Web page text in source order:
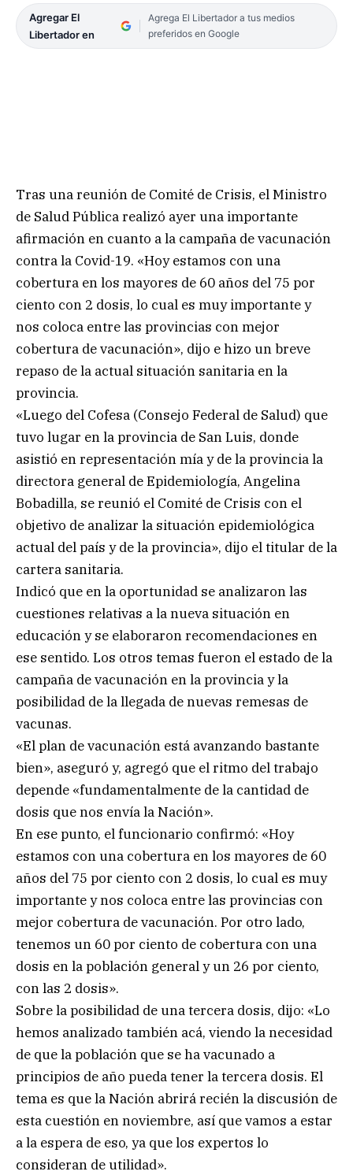
Agregar El
Libertador en
Agrega El Libertador a tus medios
preferidos en Google
Tras una reunión de Comité de Crisis, el Ministro
de Salud Pública realizó ayer una importante
afirmación en cuanto a la campaña de vacunación
contra la Covid-19. «Hoy estamos con una
cobertura en los mayores de 60 años del 75 por
ciento con 2 dosis, lo cual es muy importante y
nos coloca entre las provincias con mejor
cobertura de vacunación», dijo e hizo un breve
repaso de la actual situación sanitaria en la
provincia.
«Luego del Cofesa (Consejo Federal de Salud) que
tuvo lugar en la provincia de San Luis, donde
asistió en representación mía y de la provincia la
directora general de Epidemiología, Angelina
Bobadilla, se reunió el Comité de Crisis con el
objetivo de analizar la situación epidemiológica
actual del país y de la provincia», dijo el titular de la
cartera sanitaria.
Indicó que en la oportunidad se analizaron las
cuestiones relativas a la nueva situación en
educación y se elaboraron recomendaciones en
ese sentido. Los otros temas fueron el estado de la
campaña de vacunación en la provincia y la
posibilidad de la llegada de nuevas remesas de
vacunas.
«El plan de vacunación está avanzando bastante
bien», aseguró y, agregó que el ritmo del trabajo
depende «fundamentalmente de la cantidad de
dosis que nos envía la Nación».
En ese punto, el funcionario confirmó: «Hoy
estamos con una cobertura en los mayores de 60
años del 75 por ciento con 2 dosis, lo cual es muy
importante y nos coloca entre las provincias con
mejor cobertura de vacunación. Por otro lado,
tenemos un 60 por ciento de cobertura con una
dosis en la población general y un 26 por ciento,
con las 2 dosis».
Sobre la posibilidad de una tercera dosis, dijo: «Lo
hemos analizado también acá, viendo la necesidad
de que la población que se ha vacunado a
principios de año pueda tener la tercera dosis. El
tema es que la Nación abrirá recién la discusión de
esta cuestión en noviembre, así que vamos a estar
a la espera de eso, ya que los expertos lo
consideran de utilidad».